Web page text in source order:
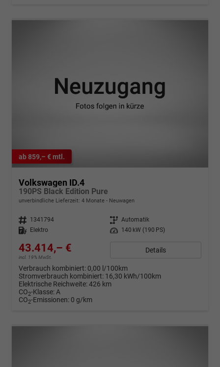
ab 859,– € mtl.
Volkswagen ID.4
190PS Black Edition Pure
unverbindliche Lieferzeit: 4 Monate Neuwagen
Fahrzeugnr. 1341794 Getriebe Automatik
Kraftstoff
Elektro Leistung 140 kW (190 PS)
43.414,– €
incl. 19% MwSt.
Details
Verbrauch kombiniert: 0,00 l/100km
Stromverbrauch kombiniert: 16,30 kWh/100km
Elektrische Reichweite:426 km
CO2-Klasse:A
CO2-Emissionen: 0 g/km